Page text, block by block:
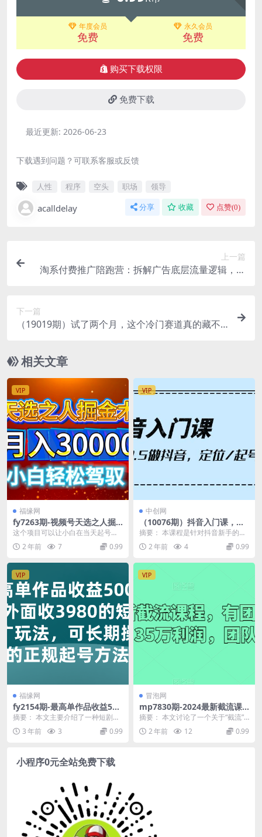
年度会员
免费
永久会员
免费
购买下载权限
免费下载
最近更新: 2026-06-23
下载遇到问题？可联系客服或反馈
人性 程序 空头 职场 领导
acalldelay 分享 收藏 点赞(0)
上一篇
淘系付费推广陪跑营：拆解广告底层流量逻辑，精
下一篇
（19019期）试了两个月，这个冷门赛道真的藏不
相关文章
VIP
福缘网
fy7263期-视频号天选之人掘
金术，当天起号，小白闭眼
干，月变现3w+！！
这个项目可以让小白在当天起号，
目标人群主要是中老年人群，经过
我们测试后发现，这类...
2 年前 7 0.99
VIP
中创网
（10076期）抖音入门课，从0
到0.5做抖音，定位/起号/盈利
（9节课）
摘要： 本课程是针对抖音新手的入
门教程，涵盖了从建立账号到实现
初步盈利的全过程。...
2 年前 4 0.99
VIP
福缘网
fy2154期-最高单作品收益500
0+，外面收3980的短剧推广玩
法，可长期操作的正规起号方
法(揭秘短剧推广的高效策略从
摘要： 本文主要介绍了一种短剧推
广的玩法，该方法可以带来最高单
作品收益5000+...
3 年前 3 0.99
VIP
冒泡网
mp7830期-2024最新截流课
程，有团队做截流一个月35万
利润，团队4个人
摘要： 本文讨论了一个关于“截流”
的热点话题，分享了一则实际案
例，其中一个4人团...
2 年前 12 0.99
小程序0元全站免费下载